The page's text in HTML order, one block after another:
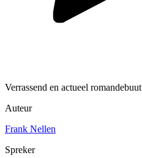
Verrassend en actueel romandebuut
Auteur
Frank Nellen
Spreker